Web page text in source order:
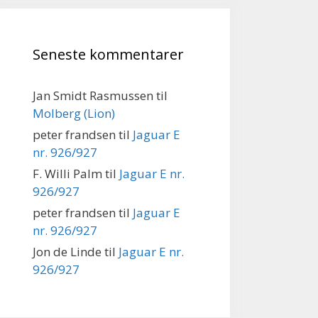
Seneste kommentarer
Jan Smidt Rasmussen til
Molberg (Lion)
peter frandsen til Jaguar E
nr. 926/927
F. Willi Palm til Jaguar E nr.
926/927
peter frandsen til Jaguar E
nr. 926/927
Jon de Linde til Jaguar E nr.
926/927